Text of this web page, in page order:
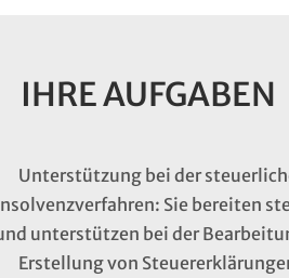
IHRE AUFGABEN
Unterstützung bei der
Sie bereiten
unterstützen bei der
Erstellung von